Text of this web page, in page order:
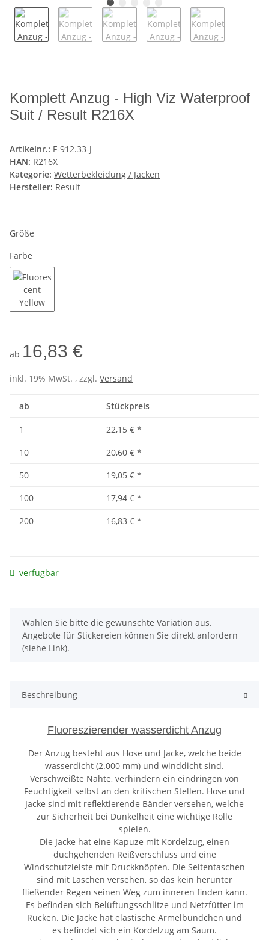
Komplett Anzug - High Viz Waterproof
Suit / Result R216X
Artikelnr.: F-912.33-J
HAN: R216X
Kategorie: Wetterbekleidung / Jacken
Hersteller: Result
Größe
Farbe
ab 16,83 €
inkl. 19% MwSt. , zzgl. Versand
ab Stückpreis
1 22,15 € *
10
20,60 € *
50
19,05 € *
100
17,94 € *
200
16,83 € *
verfügbar
x
Wählen Sie bitte die gewünschte Variation aus.
Angebote für Stickereien können Sie direkt anfordern
(siehe Link).
Beschreibung
Fluoreszierender wasserdicht Anzug
Der Anzug besteht aus Hose und Jacke, welche beide
wasserdicht (2.000 mm) und winddicht sind.
Verschweißte Nähte, verhindern ein eindringen von
Feuchtigkeit selbst an den kritischen Stellen. Hose und
Jacke sind mit reflektierende Bänder versehen, welche
zur Sicherheit bei Dunkelheit eine wichtige Rolle
spielen.
Die Jacke hat eine Kapuze mit Kordelzug, einen
duchgehenden Reißverschluss und eine
Windschutzleiste mit Druckknöpfen. Die Seitentaschen
sind mit Laschen versehen, so das kein herunter
fließender Regen seinen Weg zum inneren finden kann.
Es befinden sich Belüftungsschlitze und Netzfütter im
Rücken. Die Jacke hat elastische Ärmelbündchen und
es befindet sich ein Kordelzug am Saum.